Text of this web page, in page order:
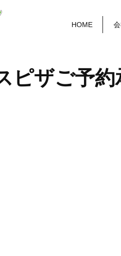
HOME
ピザご予